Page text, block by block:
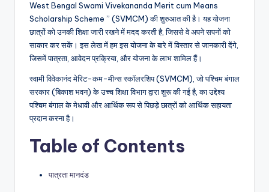
West Bengal Swami Vivekananda Merit cum Means
Scholarship Scheme ” (SVMCM) की शुरुआत की है। यह योजना
छात्रों को उनकी शिक्षा जारी रखने में मदद करती है, जिससे वे अपने सपनों को
साकार कर सकें। इस लेख में हम इस योजना के बारे में विस्तार से जानकारी देंगे,
जिसमें पात्रता, आवेदन प्रक्रिया, और योजना के लाभ शामिल हैं।
स्वामी विवेकानंद मेरिट-कम-मीन्स स्कॉलरशिप (SVMCM), जो पश्चिम बंगाल
सरकार (बिकाश भवन) के उच्च शिक्षा विभाग द्वारा शुरू की गई है, का उद्देश्य
पश्चिम बंगाल के मेधावी और आर्थिक रूप से पिछड़े छात्रों को आर्थिक सहायता
प्रदान करना है।
Table of Contents
पात्रता मानदंड